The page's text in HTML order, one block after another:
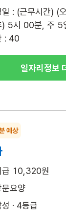
일 : (근무시간) (
) 5시 00분, 주 5
: 40
일자리정보
예상
급 10,320원
문요양
성 · 4등급